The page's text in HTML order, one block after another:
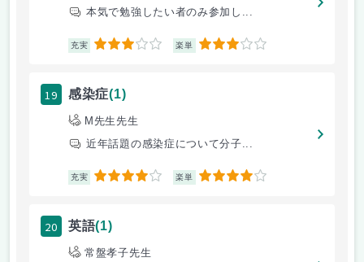
本気で勉強したい者のみ参加し...
充実 3 楽単 3
19 感染症(1)
M先生先生
近年話題の感染症について分子...
充実 4 楽単 4
20 英語(1)
常盤孝子先生